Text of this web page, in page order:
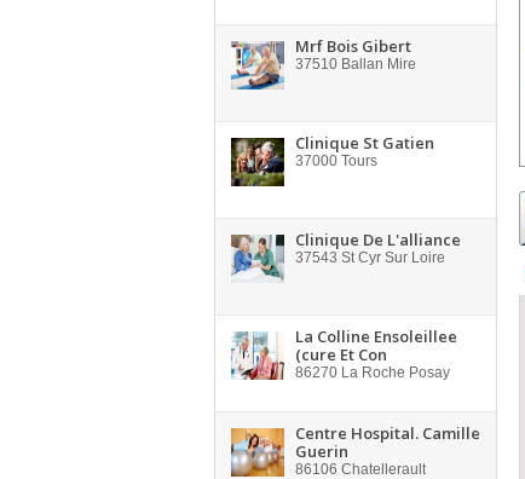
Mrf Bois Gibert
37510 Ballan Mire
Clinique St Gatien
37000 Tours
Clinique De L'alliance
37543 St Cyr Sur Loire
La Colline Ensoleillee
(cure Et Con
86270 La Roche Posay
Centre Hospital. Camille
Guerin
86106 Chatellerault